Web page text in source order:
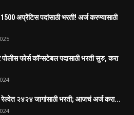
अप्रेंटिस पदांसाठी भरती! अर्ज करण्यासाठी
पोलीस फोर्स कॉन्सटेबल पदासाठी भरती सुरु, करा
रेल्वेत २४२४ जागांसाठी भरती; आजचं अर्ज करा...